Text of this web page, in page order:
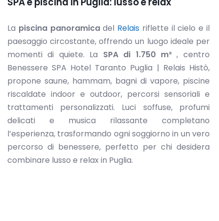
La piscina panoramicadel Relais riflette il cielo e il
paesaggio circostante, offrendo un luogo ideale per
momenti di quiete. La SPA di 1.750 m², centro
Benessere SPA Hotel Taranto Puglia | Relais Histò,
propone saune, hammam, bagni di vapore, piscine
riscaldate indoor e outdoor, percorsi sensoriali e
trattamenti personalizzati. Luci soffuse, profumi
delicati e musica rilassante completano
l’esperienza, trasformando ogni soggiorno in un vero
percorso di benessere, perfetto per chi desidera
combinare lusso e relax in Puglia.